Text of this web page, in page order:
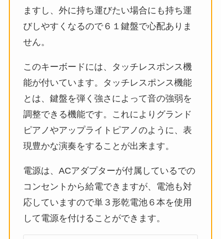
ますし、外に持ち運びたい場合にも持ち運
びしやすくなるので６１鍵盤で心配ありま
せん。
このキーボードには、タッチレスポンス機
能が付いています。タッチレスポンス機能
とは、鍵盤を弾く強さによって音の強弱を
調整できる機能です。これによりグランド
ピアノやアップライトピアノのように、表
現豊かな演奏をすることが出来ます。
電源は、ACアダプターが付属しているでの
コンセントから給電できますが、電池も対
応していますので単３形乾電池６本を使用
して電源を付けることができます。